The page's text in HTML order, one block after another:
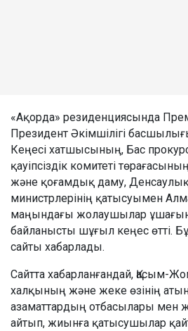
«Ақорда» резиденциясында
Президент Әкімшілігі
Кеңесі хатшысының, Бас
қауіпсіздік комитеті
және қоғамдық даму, Денсаулық
министрлерінің қатысуымен
маңындағы жолаушылар
байланысты шұғыл кеңес өтті.
сайты хабарлады.
Сайтта хабарланғандай, Қасым-
халқының және жеке өзінің
азаматтардың отбасылары мен
айтып, жиынға қатысушылар